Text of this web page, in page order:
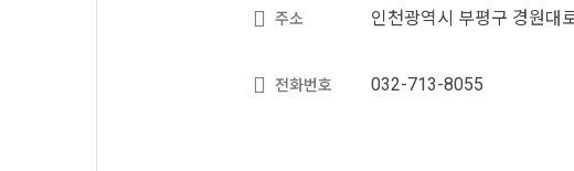
주소 인천광역시 부평구 경원대
전화번호 032-713-8055